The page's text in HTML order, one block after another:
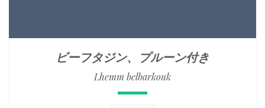
ビーフタジン、プルーン付き
Lhemm belbarkouk